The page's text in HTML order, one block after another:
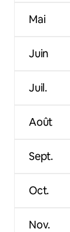
Mai
Juin
Juil.
Août
Sept.
Oct.
Nov.